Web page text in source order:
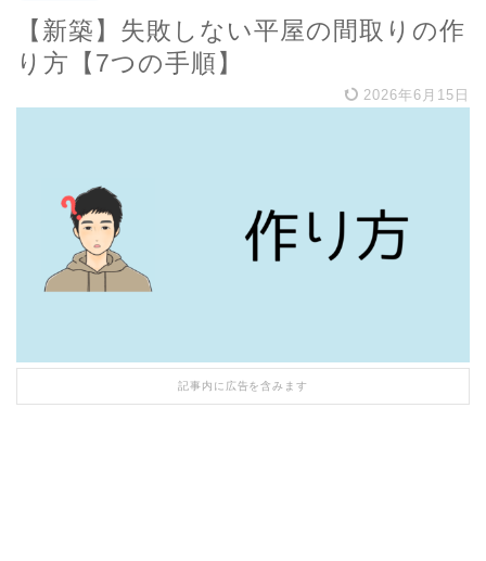
【新築】失敗しない平屋の間取りの作
り方【7つの手順】
2026年6月15日
記事内に広告を含みます